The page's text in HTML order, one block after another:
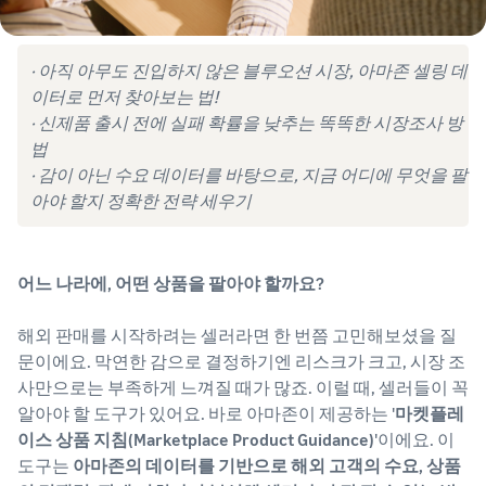
· 아직 아무도 진입하지 않은 블루오션 시장, 아마존 셀링 데
이터로 먼저 찾아보는 법!
· 신제품 출시 전에 실패 확률을 낮추는 똑똑한 시장조사 방
법
· 감이 아닌 수요 데이터를 바탕으로, 지금 어디에 무엇을 팔
아야 할지 정확한 전략 세우기
어느 나라에, 어떤 상품을 팔아야 할까요?
해외 판매를 시작하려는 셀러라면 한 번쯤 고민해보셨을 질
문이에요. 막연한 감으로 결정하기엔 리스크가 크고, 시장 조
사만으로는 부족하게 느껴질 때가 많죠. 이럴 때, 셀러들이 꼭
알아야 할 도구가 있어요. 바로 아마존이 제공하는 '마켓플레
이스 상품 지침(Marketplace Product Guidance)'이에요. 이
도구는 아마존의 데이터를 기반으로 해외 고객의 수요, 상품